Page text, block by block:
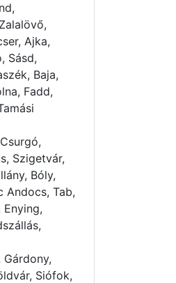
Ajka,
Sásd,
Baja,
Fadd,
Szigetvár,
Bóly,
Andocs, Tab,
Gárdony,
Siófok,